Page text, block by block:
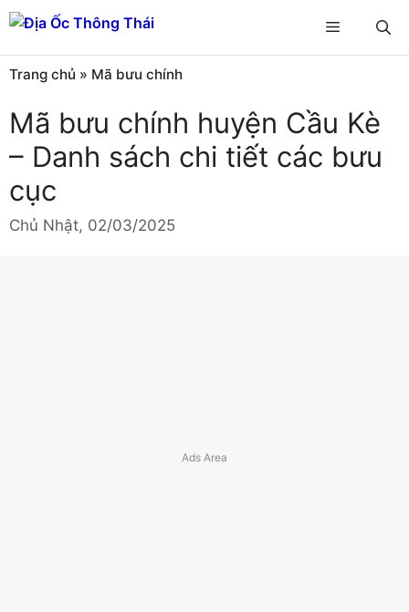
Chuyển
đến
nội
dung
Menu
Trang chủ » Mã bưu chính
Mã bưu chính huyện Cầu Kè
– Danh sách chi tiết các bưu
cục
Chủ Nhật, 02/03/2025